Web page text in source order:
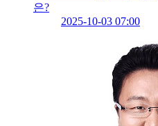
은?
2025-10-03 07:00